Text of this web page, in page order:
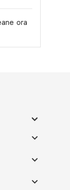
ora


